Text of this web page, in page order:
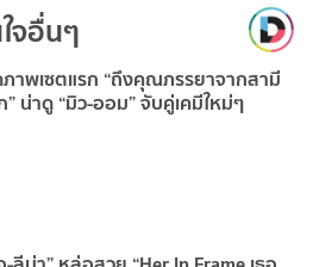
จอื่นๆ
ภาพเซตแรก “ถึงคุณภรรยาจากสามี
” น่าดู “มิว-ออม” จับคู่เคมีใหม่ๆ